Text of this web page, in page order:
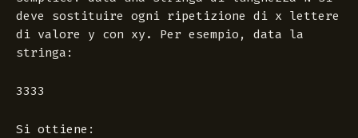
deve sostituire ogni ripetizione di x lettere
di valore y con xy . Per esempio, data la
stringa:
3333
Si ottiene: